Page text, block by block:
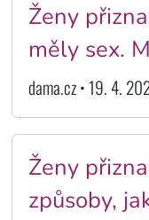
Ženy
měly sex.
dama.cz • 19. 4.
Ženy
způsoby,